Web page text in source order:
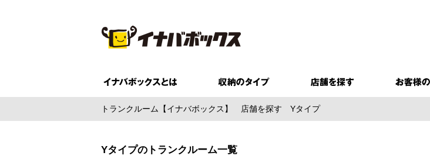
トランクルーム【イナバボックス】 店舗を探す Yタイプ
Yタイプのトランクルーム一覧